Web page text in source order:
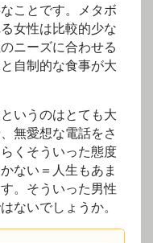
ことです。メタボ
女性は比較的少な
ニーズに合わせる
自制的な食事が大
いうのはとても大
無愛想な電話をさ
くそういった態度
ない＝人生もあま
。そういった男性
ないでしょうか。